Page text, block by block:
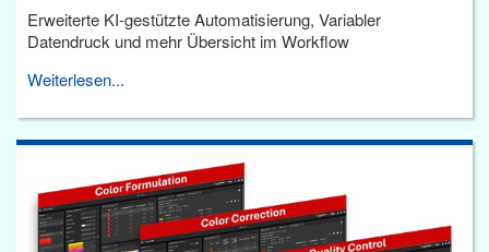
Erweiterte KI-gestützte Automatisierung, Variabler
Datendruck und mehr Übersicht im Workflow
Weiterlesen...